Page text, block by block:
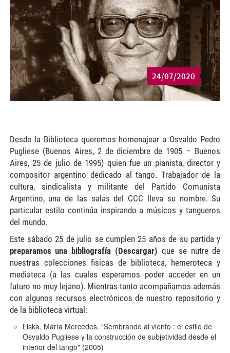
24/07/2020
Desde la Biblioteca queremos homenajear a Osvaldo Pedro
Pugliese (Buenos Aires, 2 de diciembre de 1905 – Buenos
Aires, 25 de julio de 1995) quien fue un pianista, director y
compositor argentino dedicado al tango. Trabajador de la
cultura, sindicalista y militante del Partido Comunista
Argentino, una de las salas del CCC lleva su nombre. Su
particular estilo continúa inspirando a músicos y tangueros
del mundo.
Este sábado 25 de julio se cumplen 25 años de su partida y
preparamos una bibliografía (Descargar) que se nutre de
nuestras colecciones fisicas de biblioteca, hemeroteca y
mediateca (a las cuales esperamos poder acceder en un
futuro no muy lejano). Mientras tanto acompañamos además
con algunos recursos electrónicos de nuestro repositorio y
de la biblioteca virtual:
Liska, María Mercedes. “Sembrando al viento : el estilo de
Osvaldo Pugliese y la construcción de subjetividad desde el
interior del tango" (2005)